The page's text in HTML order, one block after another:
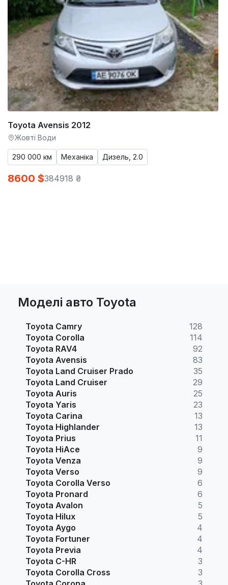
Toyota Avensis 2012
Жовті Води
290 000 км Механіка Дизель, 2.0
8600 $384918 ₴
Моделі авто Toyota
Toyota Camry
128
Toyota Corolla
114
Toyota RAV4
92
Toyota Avensis
83
Toyota Land Cruiser Prado
35
Toyota Land Cruiser
29
Toyota Auris
25
Toyota Yaris
23
Toyota Carina
13
Toyota Highlander
13
Toyota Prius
11
Toyota HiAce
9
Toyota Venza
9
Toyota Verso
9
Toyota Corolla Verso
6
Toyota Pronard
6
Toyota Avalon
5
Toyota Hilux
5
Toyota Aygo
4
Toyota Fortuner
4
Toyota Previa
4
Toyota C-HR
3
Toyota Corolla Cross
3